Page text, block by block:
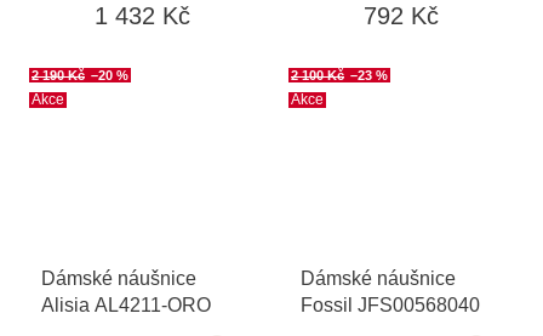
1 432 Kč 792 Kč
Akce
2 190 Kč –20 %
Dámské náušnice
Alisia AL4211-ORO
Akce
2 100 Kč –23 %
Dámské náušnice
Fossil JFS00568040